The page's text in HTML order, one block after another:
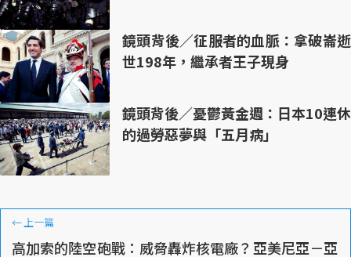
鏡頭背後／征服者的血脈：拿破崙逝
世198年，繼承者王子現身
鏡頭背後／憂鬱黃金週：日本10連休
的過勞惡夢與「五月病」
←上一篇
高加索的陸空砲戰：威脅轟炸核電廠？亞美尼亞－亞